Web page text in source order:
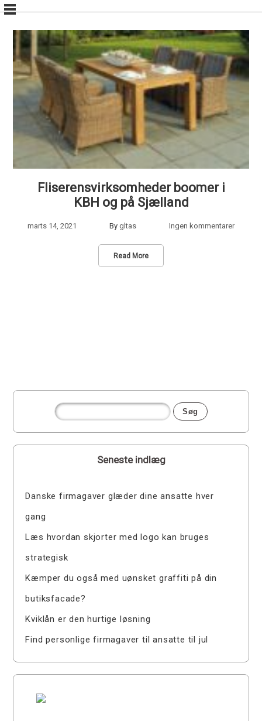
Skip
to
content
Fliserensvirksomheder boomer i
KBH og på Sjælland
marts 14, 2021 By gltas Ingen kommentarer
Read More
Seneste indlæg
Danske firmagaver glæder dine ansatte hver
gang
Læs hvordan skjorter med logo kan bruges
strategisk
Kæmper du også med uønsket graffiti på din
butiksfacade?
Kviklån er den hurtige løsning
Find personlige firmagaver til ansatte til jul